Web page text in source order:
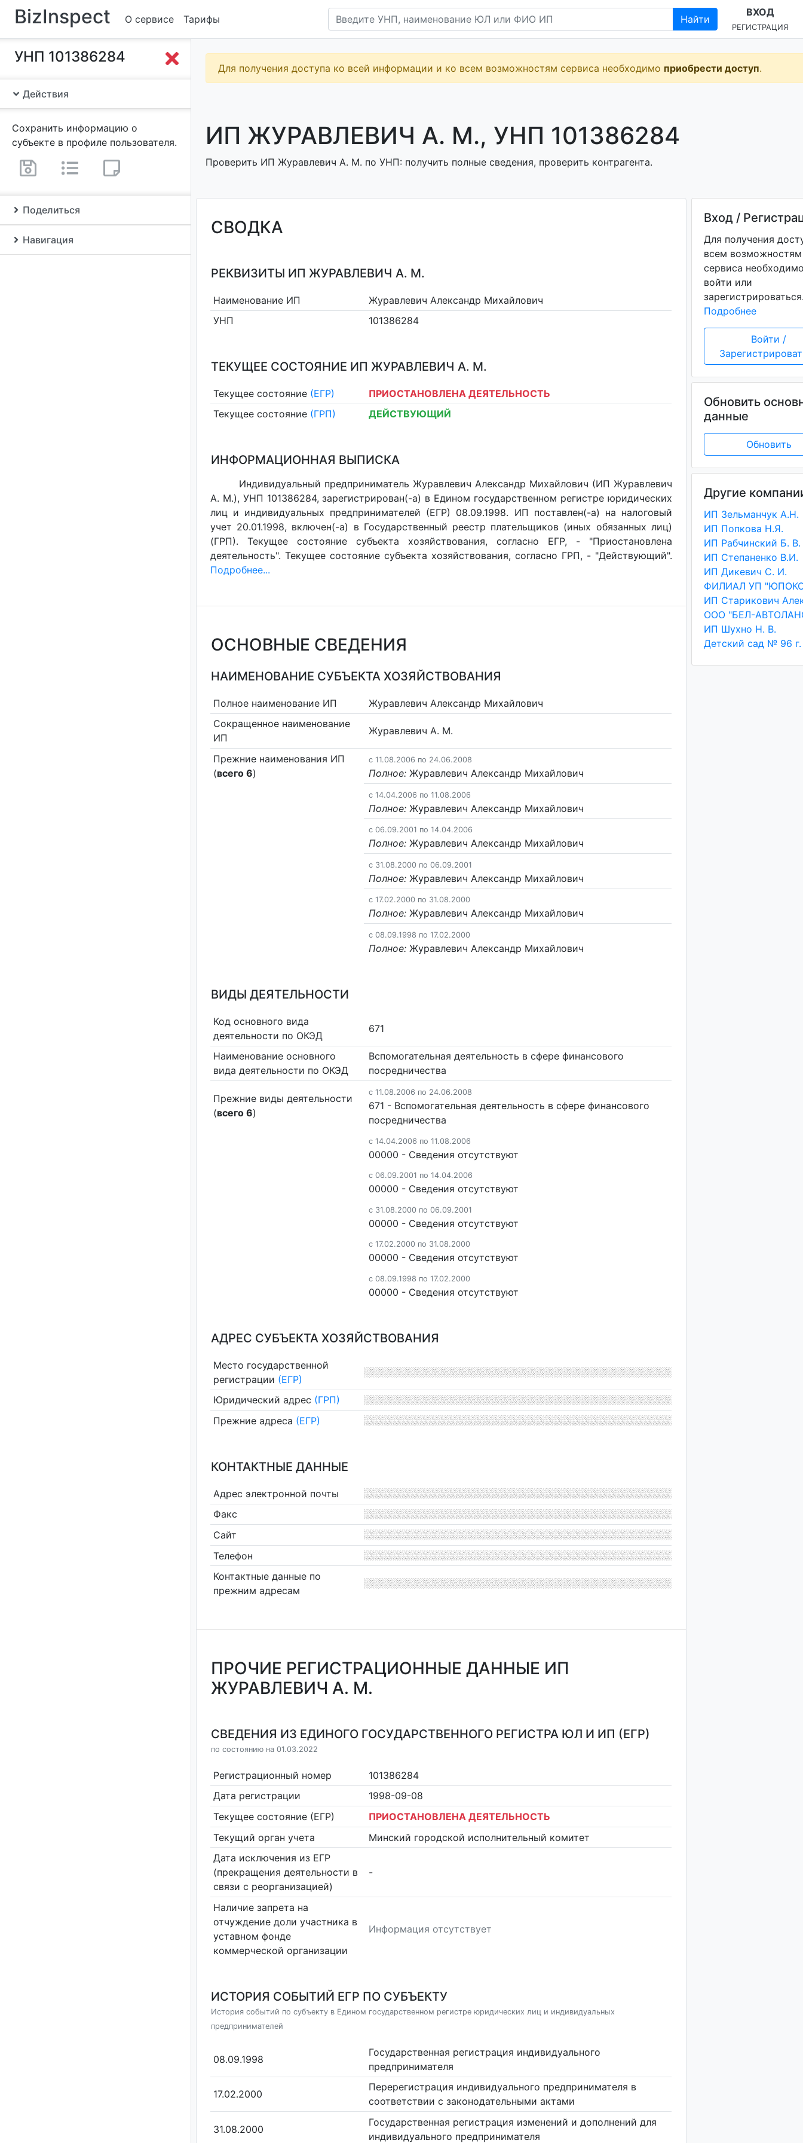
BizInspect О сервисе Тарифы Найти
ВХОД
РЕГИСТРАЦИЯ
УНП 101386284
Действия
Сохранить информацию о
субъекте в профиле пользователя.
Поделиться
Навигация
Для получения доступа ко всей информации и ко всем возможностям сервиса необходимо приобрести доступ.
ИП ЖУРАВЛЕВИЧ А. М., УНП 101386284
Проверить ИП Журавлевич А. М. по УНП: получить полные сведения, проверить контрагента.
СВОДКА
РЕКВИЗИТЫ ИП ЖУРАВЛЕВИЧ А. М.
Наименование ИП
Журавлевич Александр Михайлович
УНП
101386284
ТЕКУЩЕЕ СОСТОЯНИЕ ИП ЖУРАВЛЕВИЧ А. М.
Текущее состояние (ЕГР)
ПРИОСТАНОВЛЕНА ДЕЯТЕЛЬНОСТЬ
Текущее состояние (ГРП) ДЕЙСТВУЮЩИЙ
ИНФОРМАЦИОННАЯ ВЫПИСКА
Индивидуальный предприниматель Журавлевич Александр Михайлович (ИП Журавлевич
А. М.), УНП 101386284, зарегистрирован(-а) в Едином государственном регистре юридических
лиц и индивидуальных предпринимателей (ЕГР) 08.09.1998. ИП поставлен(-a) на налоговый
учет 20.01.1998, включен(-a) в Государственный реестр плательщиков (иных обязанных лиц)
(ГРП). Текущее состояние субъекта хозяйствования, согласно ЕГР, - "Приостановлена
деятельность". Текущее состояние субъекта хозяйствования, согласно ГРП, - "Действующий".
Подробнее...
ОСНОВНЫЕ СВЕДЕНИЯ
НАИМЕНОВАНИЕ СУБЪЕКТА ХОЗЯЙСТВОВАНИЯ
Полное наименование ИП
Журавлевич Александр Михайлович
Сокращенное наименование
ИП
Журавлевич А. М.
Прежние наименования ИП
(всего 6)
c 11.08.2006 по 24.06.2008
Полное: Журавлевич Александр Михайлович
c 14.04.2006 по 11.08.2006
Полное: Журавлевич Александр Михайлович
c 06.09.2001 по 14.04.2006
Полное: Журавлевич Александр Михайлович
c 31.08.2000 по 06.09.2001
Полное: Журавлевич Александр Михайлович
c 17.02.2000 по 31.08.2000
Полное: Журавлевич Александр Михайлович
c 08.09.1998 по 17.02.2000
Полное: Журавлевич Александр Михайлович
ВИДЫ ДЕЯТЕЛЬНОСТИ
Код основного вида
деятельности по ОКЭД
671
Наименование основного
вида деятельности по ОКЭД
Вспомогательная деятельность в сфере финансового
посредничества
Прежние виды деятельности
(всего 6)
c 11.08.2006 по 24.06.2008
671 - Вспомогательная деятельность в сфере финансового
посредничества
c 14.04.2006 по 11.08.2006
00000 - Cведения отсутствуют
c 06.09.2001 по 14.04.2006
00000 - Cведения отсутствуют
c 31.08.2000 по 06.09.2001
00000 - Cведения отсутствуют
c 17.02.2000 по 31.08.2000
00000 - Cведения отсутствуют
c 08.09.1998 по 17.02.2000
00000 - Cведения отсутствуют
АДРЕС СУБЪЕКТА ХОЗЯЙСТВОВАНИЯ
Место государственной
регистрации (ЕГР)
Юридический адрес (ГРП)
Прежние адреса (ЕГР)
КОНТАКТНЫЕ ДАННЫЕ
Адрес электронной почты
Факс
Сайт
Телефон
Контактные данные по
прежним адресам
ПРОЧИЕ РЕГИСТРАЦИОННЫЕ ДАННЫЕ ИП
ЖУРАВЛЕВИЧ А. М.
СВЕДЕНИЯ ИЗ ЕДИНОГО ГОСУДАРСТВЕННОГО РЕГИСТРА ЮЛ И ИП (ЕГР)
по состоянию на 01.03.2022
Регистрационный номер
101386284
Дата регистрации
1998-09-08
Текущее состояние (ЕГР)
ПРИОСТАНОВЛЕНА ДЕЯТЕЛЬНОСТЬ
Текущий орган учета
Минский городской исполнительный комитет
Дата исключения из ЕГР
(прекращения деятельности в
связи с реорганизацией)
-
Наличие запрета на
отчуждение доли участника в
уставном фонде
коммерческой организации
Информация отсутствует
ИСТОРИЯ СОБЫТИЙ ЕГР ПО СУБЪЕКТУ
История событий по субъекту в Едином государственном регистре юридических лиц и индивидуальных
предпринимателей
08.09.1998
Государственная регистрация индивидуального
предпринимателя
17.02.2000
Перерегистрация индивидуального предпринимателя в
соответствии с законодательными актами
31.08.2000
Государственная регистрация изменений и дополнений для
индивидуального предпринимателя
Вход /
Для получения
всем возможностям
сервиса
войти или
Подробнее
Войти /
Обновить
данные
Обновить
Другие
ИП Зельманчук А.Н.
ИП Попкова Н.Я.
ИП Рабчинский Б. В.
ИП Степаненко В.И.
ИП Дикевич С. И.
ФИЛИАЛ УП
ООО "БЕЛ-
ИП Шухно Н. В.